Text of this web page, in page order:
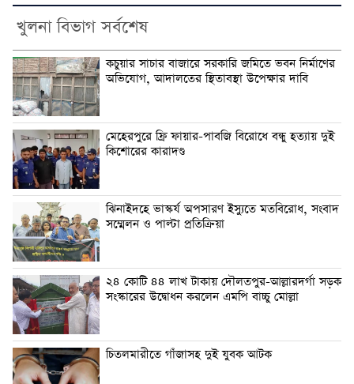
খুলনা বিভাগ সর্বশেষ
কচুয়ার সাচার বাজারে সরকারি জমিতে ভবন নির্মাণের
অভিযোগ, আদালতের স্থিতাবস্থা উপেক্ষার দাবি
মেহেরপুরে ফ্রি ফায়ার-পাবজি বিরোধে বন্ধু হত্যায় দুই
কিশোরের কারাদণ্ড
ঝিনাইদহে ভাস্কর্য অপসারণ ইস্যুতে মতবিরোধ, সংবাদ
সম্মেলন ও পাল্টা প্রতিক্রিয়া
২৪ কোটি ৪৪ লাখ টাকায় দৌলতপুর-আল্লারদর্গা সড়ক
সংস্কারের উদ্বোধন করলেন এমপি বাচ্চু মোল্লা
চিতলমারীতে গাঁজাসহ দুই যুবক আটক